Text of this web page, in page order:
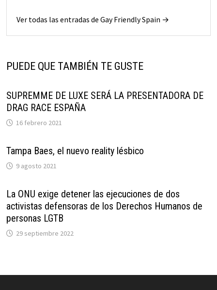
Ver todas las entradas de Gay Friendly Spain →
PUEDE QUE TAMBIÉN TE GUSTE
SUPREMME DE LUXE SERÁ LA PRESENTADORA DE
DRAG RACE ESPAÑA
16 febrero 2021
Tampa Baes, el nuevo reality lésbico
9 agosto 2021
La ONU exige detener las ejecuciones de dos
activistas defensoras de los Derechos Humanos de
personas LGTB
29 septiembre 2022